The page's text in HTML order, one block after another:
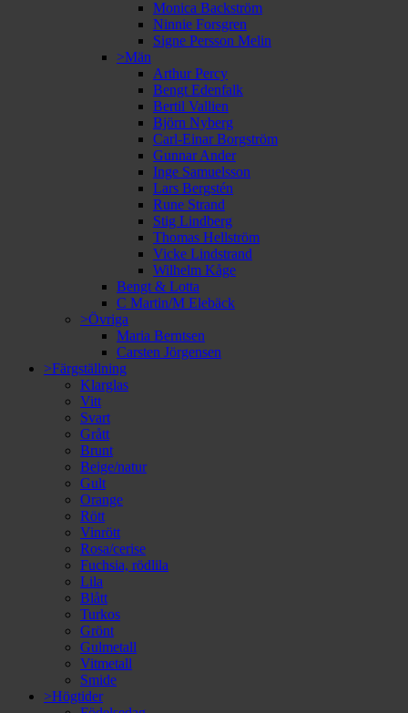
Monica Backström
Ninnie Forsgren
Signe Persson Melin
>Män
Arthur Percy
Bengt Edenfalk
Bertil Vallien
Björn Nyberg
Carl-Einar Borgström
Gunnar Ander
Inge Samuelsson
Lars Bergstén
Rune Strand
Stig Lindberg
Thomas Hellström
Vicke Lindstrand
Wilhelm Kåge
Bengt & Lotta
C Martin/M Elebäck
>Övriga
Maria Berntsen
Carsten Jörgensen
>Färgställning
Klarglas
Vitt
Svart
Grått
Brunt
Beige/natur
Gult
Orange
Rött
Vinrött
Rosa/cerise
Fuchsia, rödlila
Lila
Blått
Turkos
Grönt
Gulmetall
Vitmetall
Smide
>Högtider